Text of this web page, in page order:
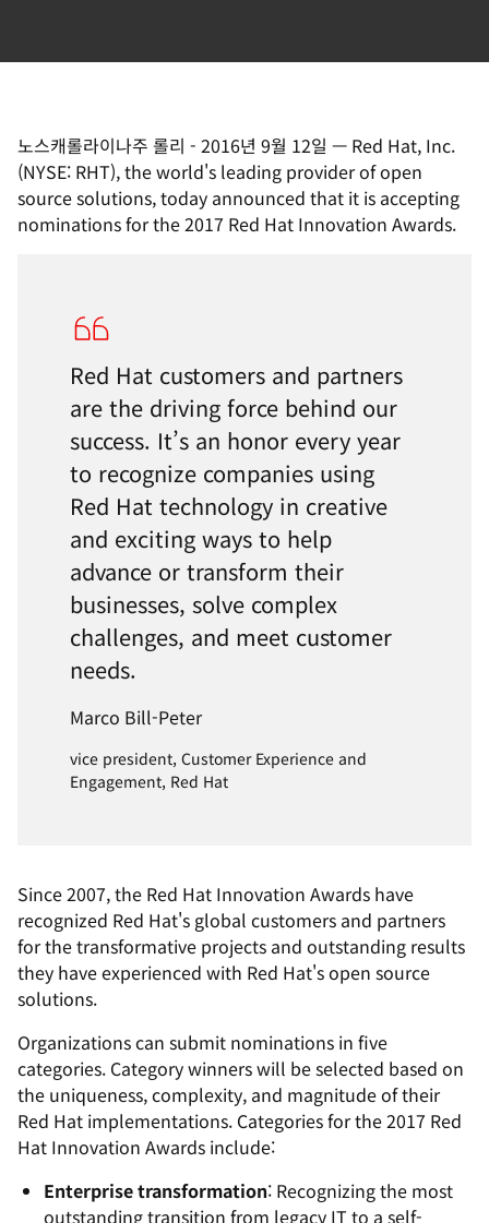
노스캐롤라이나주 롤리 - 2016년 9월 12일 — Red Hat, Inc.
(NYSE: RHT), the world's leading provider of open
source solutions, today announced that it is accepting
nominations for the 2017 Red Hat Innovation Awards.
Red Hat customers and partners
are the driving force behind our
success. It’s an honor every year
to recognize companies using
Red Hat technology in creative
and exciting ways to help
advance or transform their
businesses, solve complex
challenges, and meet customer
needs.
Marco Bill-Peter
vice president, Customer Experience and
Engagement, Red Hat
Since 2007, the Red Hat Innovation Awards have
recognized Red Hat's global customers and partners
for the transformative projects and outstanding results
they have experienced with Red Hat's open source
solutions.
Organizations can submit nominations in five
categories. Category winners will be selected based on
the uniqueness, complexity, and magnitude of their
Red Hat implementations. Categories for the 2017 Red
Hat Innovation Awards include:
Enterprise transformation: Recognizing the most
outstanding transition from legacy IT to a self-